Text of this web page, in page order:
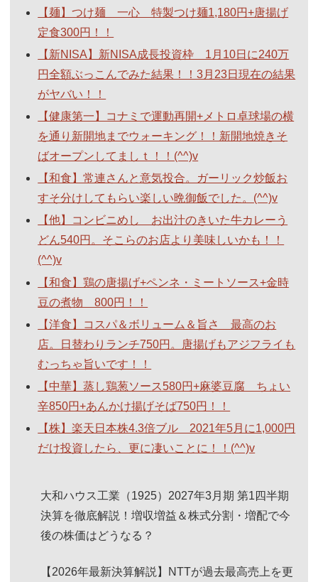
【麺】つけ麺 一心 特製つけ麺1,180円+唐揚げ
定食300円！！
【新NISA】新NISA成長投資枠 1月10日に240万
円全額ぶっこんでみた結果！！3月23日現在の結果
がヤバい！！
【健康第一】コナミで運動再開+メトロ卓球場の横
を通り新開地までウォーキング！！新開地焼きそ
ばオープンしてましｔ！！(^^)v
【和食】常連さんと意気投合。ガーリック炒飯お
すそ分けしてもらい楽しい晩御飯でした。(^^)v
【他】コンビニめし お出汁のきいた牛カレーう
どん540円。そこらのお店より美味しいかも！！
(^^)v
【和食】鶏の唐揚げ+ペンネ・ミートソース+金時
豆の煮物 800円！！
【洋食】コスパ＆ボリューム＆旨さ 最高のお
店。日替わりランチ750円。唐揚げもアジフライも
むっちゃ旨いです！！
【中華】蒸し鶏葱ソース580円+麻婆豆腐 ちょい
辛850円+あんかけ揚げそば750円！！
【株】楽天日本株4.3倍ブル 2021年5月に1,000円
だけ投資したら、更に凄いことに！！(^^)v
大和ハウス工業（1925）2027年3月期 第1四半期
決算を徹底解説！増収増益＆株式分割・増配で今
後の株価はどうなる？
【2026年最新決算解説】NTTが過去最高売上を更